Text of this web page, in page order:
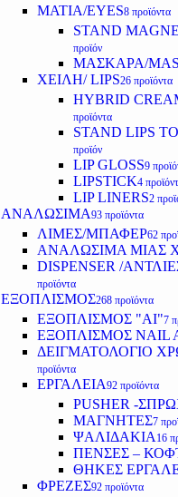
ΜΑΤΙΑ/EYES8 προϊόντα
STAND
προϊόν
ΜΑΣΚΑΡΑ/
ΧΕΙΛΗ/ LIPS26 προϊόντα
HYBRID
προϊόντα
STAND LIPS
προϊόν
LIP GLOSS9
LIPSTICK4
LIP LINERS2
ΑΝΑΛΩΣΙΜΑ93 προϊόντα
ΛΙΜΕΣ/ΜΠΑΦΕΡ62
ΑΝΑΛΩΣΙΜΑ ΜΙΑΣ
DISPENSER /
προϊόντα
ΕΞΟΠΛΙΣΜΟΣ268 προϊόντα
ΕΞΟΠΛΙΣΜΟΣ "AI"7
ΕΞΟΠΛΙΣΜΟΣ NAIL
ΔΕΙΓΜΑΤΟΛΟΓΙΟ
προϊόντα
ΕΡΓΑΛΕΙΑ92 προϊόντα
PUSHER -
ΜΑΓΝΗΤΕΣ7
ΨΑΛΙΔΑΚΙΑ 16
ΠΕΝΣΕΣ –
ΘΗΚΕΣ
ΦΡΕΖΕΣ92 προϊόντα